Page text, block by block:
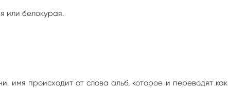
или белокурая.
имя происходит от слова альб, которое и переводят как